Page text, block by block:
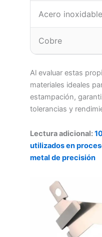
Acero inoxidable
Cobre
Al evaluar estas
materiales ideales
estampación,
tolerancias y
Lectura adicional:
utilizados en
metal de precisión